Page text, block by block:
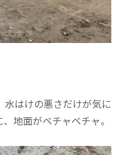
はけの悪さだけが気に
地面がベチャベチャ。